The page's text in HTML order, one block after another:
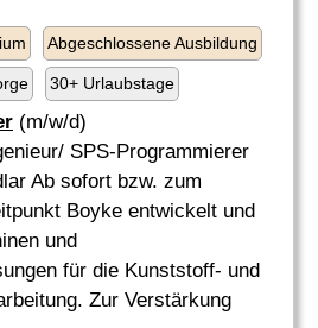
Abgeschlossene Ausbildung
30+ Urlaubstage
(m/w/d)
SPS-Programmierer
Ab sofort bzw. zum
Boyke entwickelt und
und
für die Kunststoff- und
Zur Verstärkung